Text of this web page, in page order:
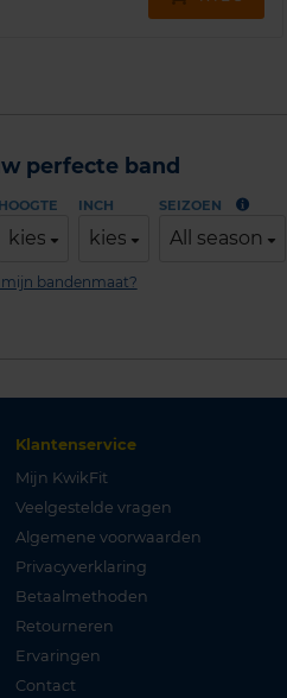
perfecte band
HOOGTE
kies
INCH
kies
SEIZOEN
All season
bandenmaat?
Klantenservice
Mijn KwikFit
Veelgestelde vragen
Algemene voorwaarden
Privacyverklaring
Betaalmethoden
Retourneren
Ervaringen
Contact